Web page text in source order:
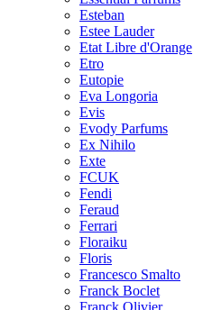
Esteban
Estee Lauder
Etat Libre d'Orange
Etro
Eutopie
Eva Longoria
Evis
Evody Parfums
Ex Nihilo
Exte
FCUK
Fendi
Feraud
Ferrari
Floraiku
Floris
Francesco Smalto
Franck Boclet
Franck Olivier